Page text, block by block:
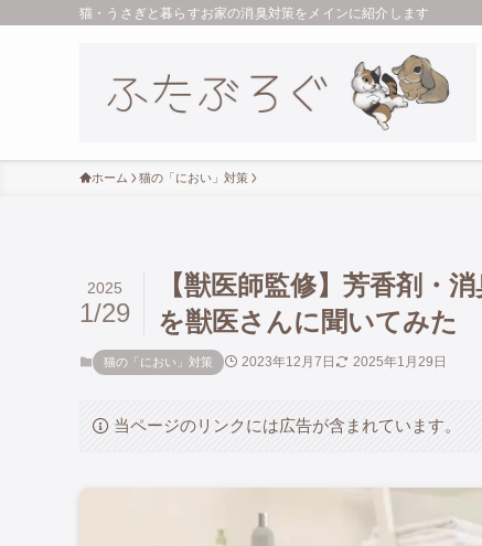
猫・うさぎと暮らすお家の消臭対策をメインに紹介します
ホーム 猫の「におい」対策
【獣医師監修】芳香剤・
を獣医さんに聞いてみた
2025
1/29
猫の「におい」対策 2023年12月7日 2025年1月29日
当ページのリンクには広告が含まれています。